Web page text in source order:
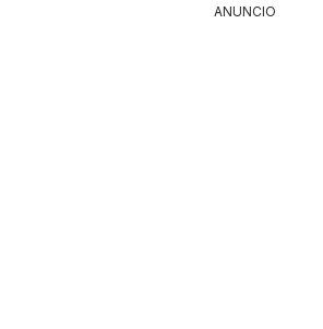
ANUNCIO